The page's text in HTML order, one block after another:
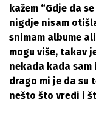
kažem “Gdje da
nigdje nisam
snimam albume
mogu više, takav
nekada kada sam
drago mi je da su
nešto što vredi i